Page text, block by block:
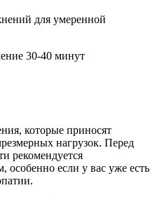
для умеренной
30-40 минут
которые приносят
нагрузок. Перед
рекомендуется
особенно если у вас уже есть